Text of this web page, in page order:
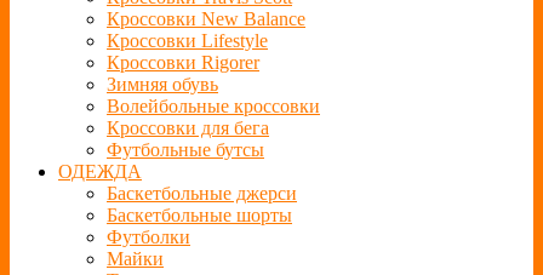
Кроссовки New Balance
Кроссовки Lifestyle
Кроссовки Rigorer
Зимняя обувь
Волейбольные кроссовки
Кроссовки для бега
Футбольные бутсы
ОДЕЖДА
Баскетбольные джерси
Баскетбольные шорты
Футболки
Майки